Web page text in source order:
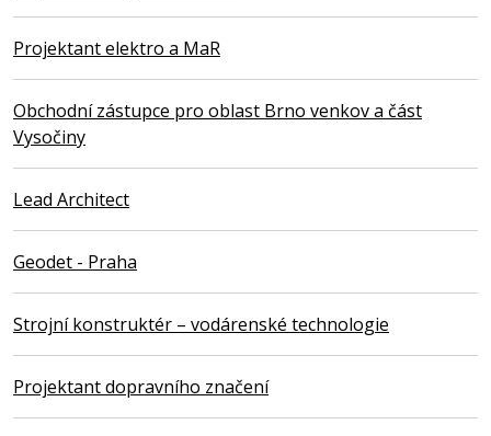
Projektant elektro a MaR
Obchodní zástupce pro oblast Brno venkov a část
Vysočiny
Lead Architect
Geodet - Praha
Strojní konstruktér – vodárenské technologie
Projektant dopravního značení